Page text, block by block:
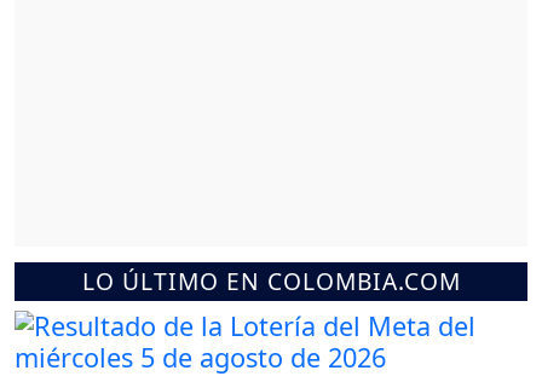
LO ÚLTIMO EN COLOMBIA.COM